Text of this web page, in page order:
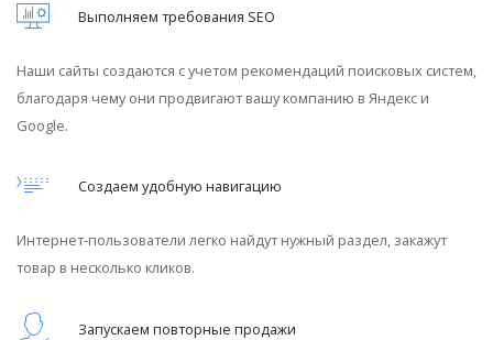
Выполняем требования SEO
Наши сайты создаются с учетом рекомендаций поисковых систем,
благодаря чему они продвигают вашу компанию в Яндекс и
Google.
Создаем удобную навигацию
Интернет-пользователи легко найдут нужный раздел, закажут
товар в несколько кликов.
Запускаем повторные продажи